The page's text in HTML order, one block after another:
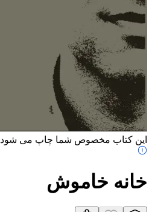
این کتاب مخصوص شما چاپ می شود
خانه خاموش